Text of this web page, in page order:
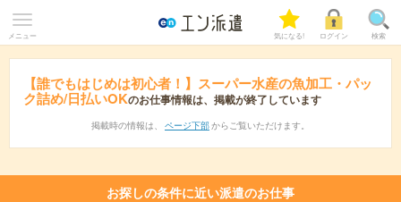
メニュー 気になる! ログイン 検索
【誰でもはじめは初心者！】スーパー水産の魚加工・パッ
ク詰め/日払いOKのお仕事情報は、掲載が終了しています
掲載時の情報は、 ページ下部 からご覧いただけます。
お探しの条件に近い派遣のお仕事